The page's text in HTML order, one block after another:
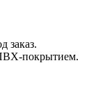
заказ.
покрытием.